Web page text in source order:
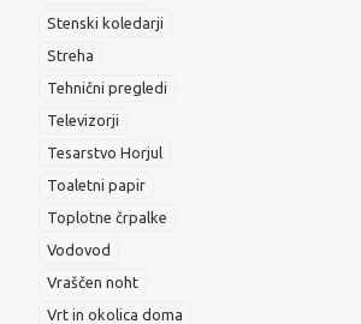
Stenski koledarji
Streha
Tehnični pregledi
Televizorji
Tesarstvo Horjul
Toaletni papir
Toplotne črpalke
Vodovod
Vraščen noht
Vrt in okolica doma